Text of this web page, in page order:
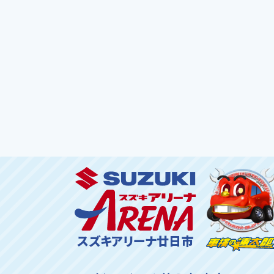
スズキアリーナ廿日市